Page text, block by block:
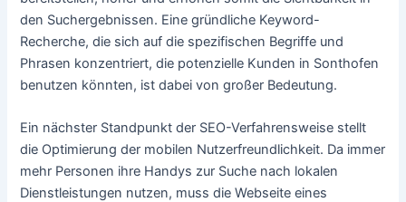
den Suchergebnissen. Eine gründliche Keyword-
Recherche, die sich auf die spezifischen Begriffe und
Phrasen konzentriert, die potenzielle Kunden in Sonthofen
benutzen könnten, ist dabei von großer Bedeutung.
Ein nächster Standpunkt der SEO-Verfahrensweise stellt
die Optimierung der mobilen Nutzerfreundlichkeit. Da immer
mehr Personen ihre Handys zur Suche nach lokalen
Dienstleistungen nutzen, muss die Webseite eines